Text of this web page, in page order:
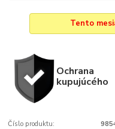
Tento
Ochrana
kupujúcého
Číslo produktu: